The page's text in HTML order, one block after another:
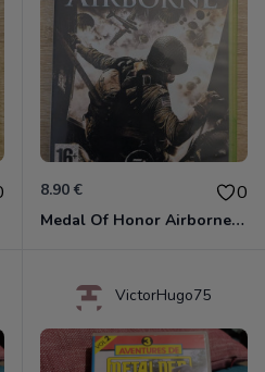
8.90 € 0
Medal Of Honor Airborne Xbox 360
VictorHugo75